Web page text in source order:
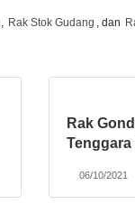
, Rak Stok Gudang , dan
Rak
Tenggara
06/10/2021